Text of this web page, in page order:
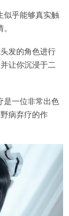
似乎能够真实触
发的角色进行
让你沉浸于二
是一位非常出色
病弃疗的作